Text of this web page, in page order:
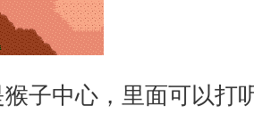
子中心，里面可以打